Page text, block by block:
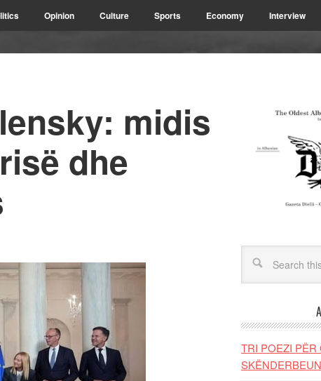
Opinion Culture Sports Economy Interview
midis
dhe
TRI POEZI
SKËNDERBEUN